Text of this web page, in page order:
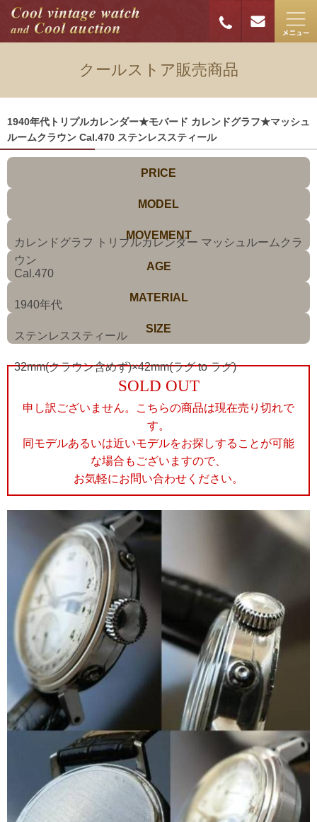
クールストア販売商品
1940年代トリプルカレンダー★モバード カレンドグラフ★マッシュ
ルームクラウン Cal.470 ステンレススティール
PRICE
MODEL
カレンドグラフ トリプルカレンダー マッシュルームクラ
ウン
MOVEMENT
Cal.470
AGE
1940年代
MATERIAL
ステンレススティール
SIZE
32mm(クラウン含めず)×42mm(ラグ to ラグ)
SOLD OUT
申し訳ございません。こちらの商品は現在売り切れで
す。
同モデルあるいは近いモデルをお探しすることが可能
な場合もございますので、
お気軽にお問い合わせください。